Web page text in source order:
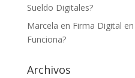
Sueldo Digitales?
Marcela en Firma Digital
Funciona?
Archivos